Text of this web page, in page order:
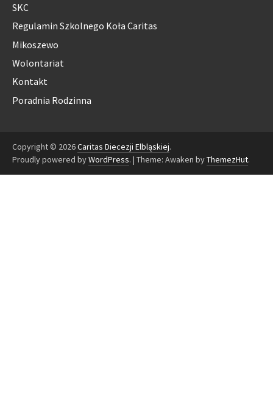
SKC
Regulamin Szkolnego Koła Caritas
Mikoszewo
Wolontariat
Kontakt
Poradnia Rodzinna
Copyright © 2026Caritas Diecezji Elbląskiej.
Proudly powered byWordPress. | Theme: Awaken byThemezHut.